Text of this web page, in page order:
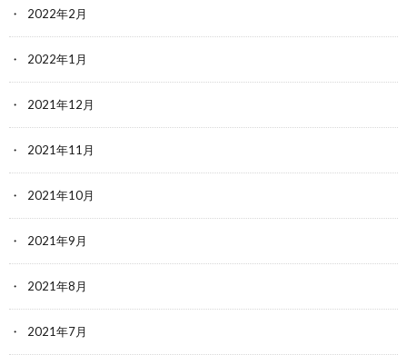
2022年2月
2022年1月
2021年12月
2021年11月
2021年10月
2021年9月
2021年8月
2021年7月